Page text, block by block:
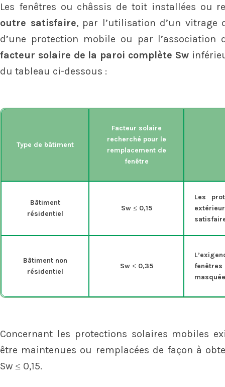
Les fenêtres ou châssis de toit installées ou
outre satisfaire, par l’utilisation d’un vitrage
d’une protection mobile ou par
facteur solaire de la paroi complète Sw
du tableau ci-dessous :
Type de bâtiment
Facteur solaire
recherché pour le
remplacement de
fenêtre
Bâtiment
résidentiel
Sw ≤ 0,15
Les
Bâtiment non
résidentiel
Sw ≤ 0,35
Concernant les protections solaires mobiles
être maintenues ou remplacées de façon à
Sw ≤ 0,15.